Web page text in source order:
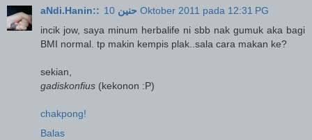
aNdi.Hanin::حنين 10 Oktober 2011 pada 12:31 PG
incik jow, saya minum herbalife ni sbb nak gumuk aka bagi
BMI normal. tp makin kempis plak..sala cara makan ke?
sekian,
gadiskonfius (kekonon :P)
chakpong!
Balas